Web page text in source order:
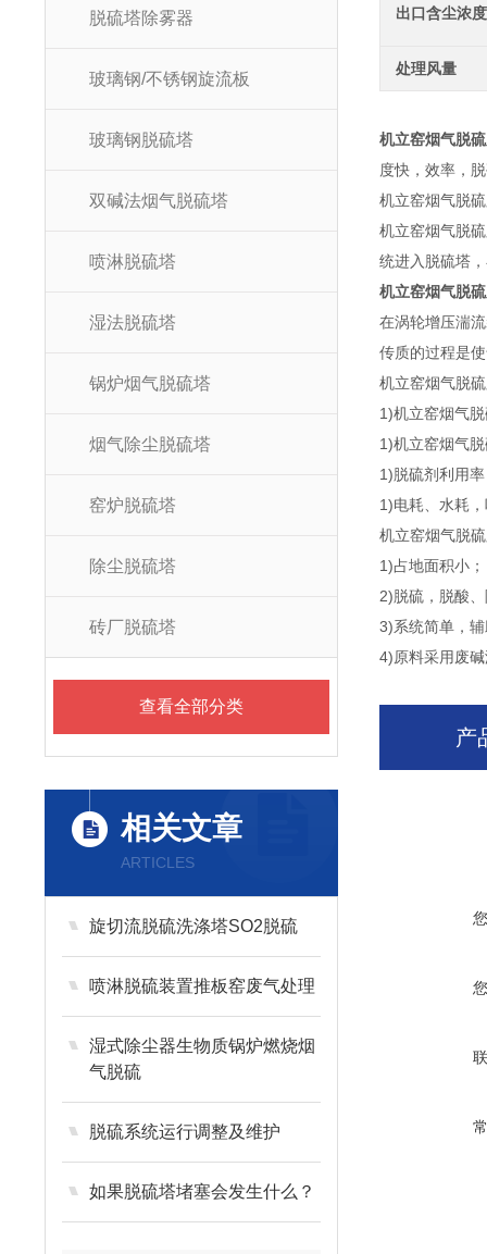
脱硫塔除雾器
玻璃钢/不锈钢旋流板
玻璃钢脱硫塔
双碱法烟气脱硫塔
喷淋脱硫塔
湿法脱硫塔
锅炉烟气脱硫塔
烟气除尘脱硫塔
窑炉脱硫塔
除尘脱硫塔
砖厂脱硫塔
查看全部分类
相关文章
ARTICLES
旋切流脱硫洗涤塔SO2脱硫
喷淋脱硫装置推板窑废气处理
湿式除尘器生物质锅炉燃烧烟
气脱硫
脱硫系统运行调整及维护
如果脱硫塔堵塞会发生什么？
出口含尘浓度
处理风量
机立窑烟气脱
度快，效率，
机立窑烟气脱
机立窑烟气脱
统进入脱硫塔
机立窑烟气脱
在涡轮增压湍
传质的过程是
机立窑烟气脱
1)机立窑烟气
1)机立窑烟气
1)脱硫剂利用
1)电耗、水耗
机立窑烟气脱
1)占地面积小；
2)脱硫，脱酸
3)系统简单，
4)原料采用废
产